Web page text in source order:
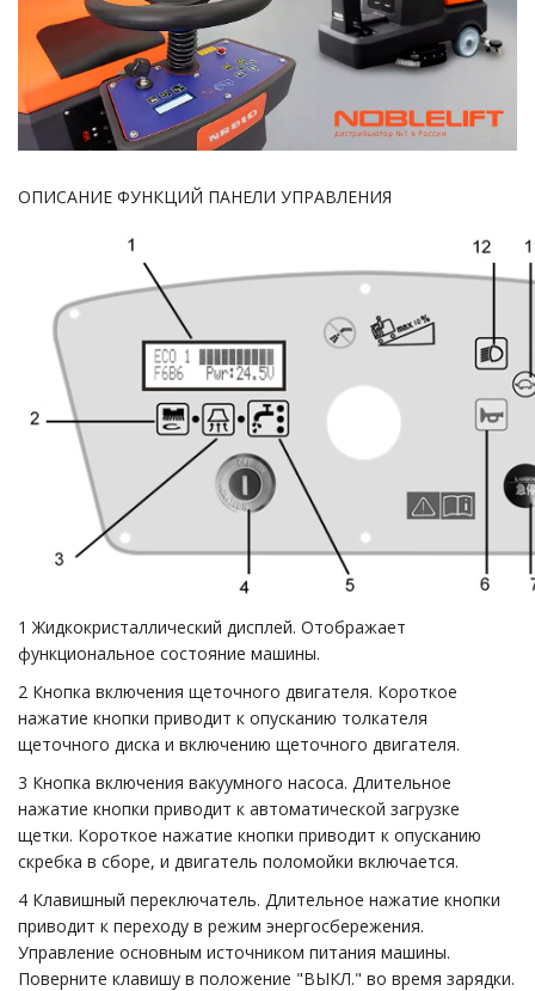
ОПИСАНИЕ ФУНКЦИЙ ПАНЕЛИ УПРАВЛЕНИЯ
1 Жидкокристаллический дисплей. Отображает
функциональное состояние машины.
2 Кнопка включения щеточного двигателя. Короткое
нажатие кнопки приводит к опусканию толкателя
щеточного диска и включению щеточного двигателя.
3 Кнопка включения вакуумного насоса. Длительное
нажатие кнопки приводит к автоматической загрузке
щетки. Короткое нажатие кнопки приводит к опусканию
скребка в сборе, и двигатель поломойки включается.
4 Клавишный переключатель. Длительное нажатие кнопки
приводит к переходу в режим энергосбережения.
Управление основным источником питания машины.
Поверните клавишу в положение "ВЫКЛ." во время зарядки.